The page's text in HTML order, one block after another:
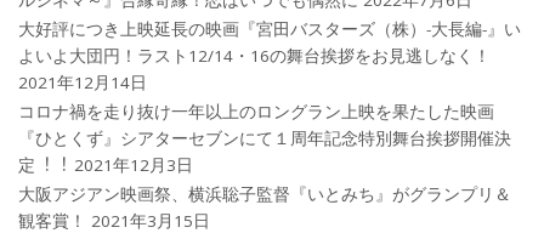
大好評につき上映延長の映画『宮田バスターズ（株）-大長編-』い
よいよ大団円！ラスト12/14・16の舞台挨拶をお見逃しなく！
2021年12月14日
コロナ禍を⾛り抜け⼀年以上のロングラン上映を果たした映画
『ひとくず』シアターセブンにて１周年記念特別舞台挨拶開催決
定︕︕ 2021年12月3日
大阪アジアン映画祭、横浜聡子監督『いとみち』がグランプリ＆
観客賞！
2021年3月15日